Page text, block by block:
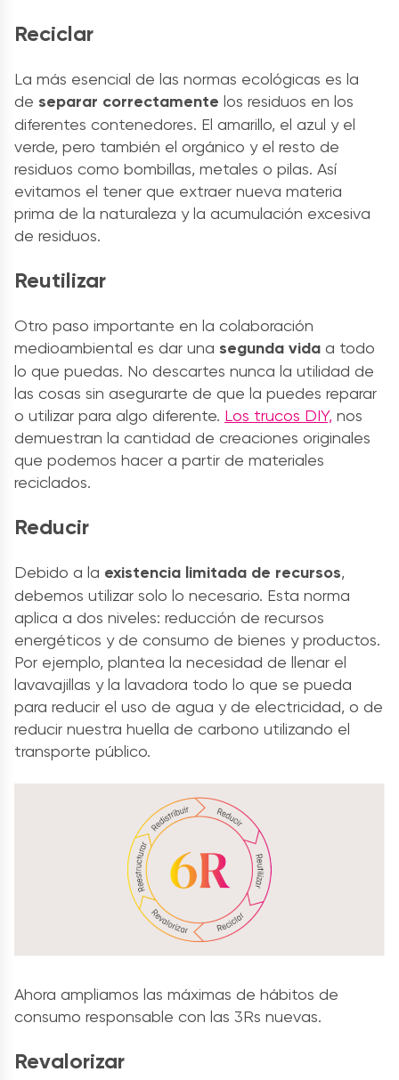
Reciclar
La más esencial de las normas ecológicas es la
de separar correctamente los residuos en los
diferentes contenedores. El amarillo, el azul y el
verde, pero también el orgánico y el resto de
residuos como bombillas, metales o pilas. Así
evitamos el tener que extraer nueva materia
prima de la naturaleza y la acumulación excesiva
de residuos.
Reutilizar
Otro paso importante en la colaboración
medioambiental es dar una segunda vida a todo
lo que puedas. No descartes nunca la utilidad de
las cosas sin asegurarte de que la puedes reparar
o utilizar para algo diferente. Los trucos DIY, nos
demuestran la cantidad de creaciones originales
que podemos hacer a partir de materiales
reciclados.
Reducir
Debido a la existencia limitada de recursos,
debemos utilizar solo lo necesario. Esta norma
aplica a dos niveles: reducción de recursos
energéticos y de consumo de bienes y productos.
Por ejemplo, plantea la necesidad de llenar el
lavavajillas y la lavadora todo lo que se pueda
para reducir el uso de agua y de electricidad, o de
reducir nuestra huella de carbono utilizando el
transporte público.
Ahora ampliamos las máximas de hábitos de
consumo responsable con las 3Rs nuevas.
Revalorizar